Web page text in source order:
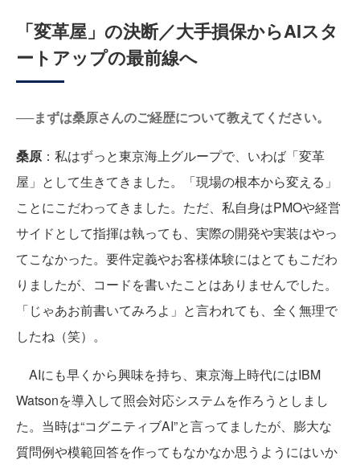
「変革屋」の決断／大手損保からAIスタ
ートアップの最前線へ
──まずは桑原さんのご経歴について教えてください。
桑原 ：私はずっと東京海上グループで、いわば「変革
屋」として生きてきました。「現場の根本から変える」
ことにこだわってきました。ただ、私自身はPMOや経営
サイドとして指揮は執っても、実際の開発や実装はやっ
てこなかった。要件定義やお客様体験にはとてもこだわ
りましたが、コードを書いたことはありませんでした。
「じゃあお前書いてみろよ」と言われても、全く無理で
したね（笑）。
AIにも早くから興味を持ち、東京海上時代にはIBM
Watsonを導入して照会対応システムを作ろうとしまし
た。当時は“コグニティブAI”と言ってましたが、膨大な
質問例や模範回答を作ってもなかなか思うようにはいか